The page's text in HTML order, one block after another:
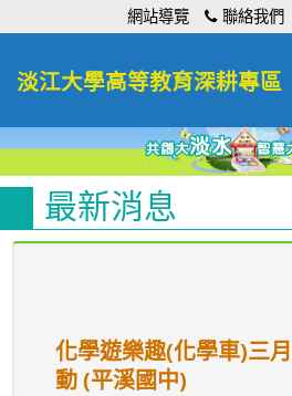
網站導覽 聯絡我們
淡江大學高等教育深耕專區
最新消息
化學遊樂趣(化學車)三
動 (平溪國中)